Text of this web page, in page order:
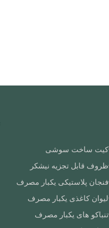
کیت ساخت سوشی
ظروف قابل تجزیه نیشکر
فنجان پلاستیکی یکبار مصرف
لیوان کاغذی یکبار مصرف
تنباکو های یکبار مصرف